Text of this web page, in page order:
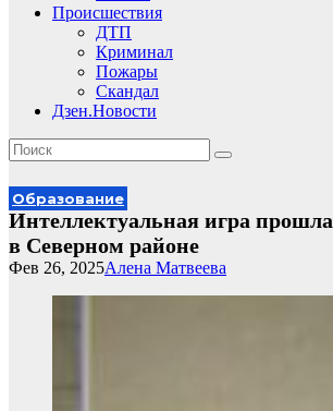
Происшествия
ДТП
Криминал
Пожары
Скандал
Дзен.Новости
Образование
Интеллектуальная игра прошла
в Северном районе
Алена Матвеева
Фев 26, 2025